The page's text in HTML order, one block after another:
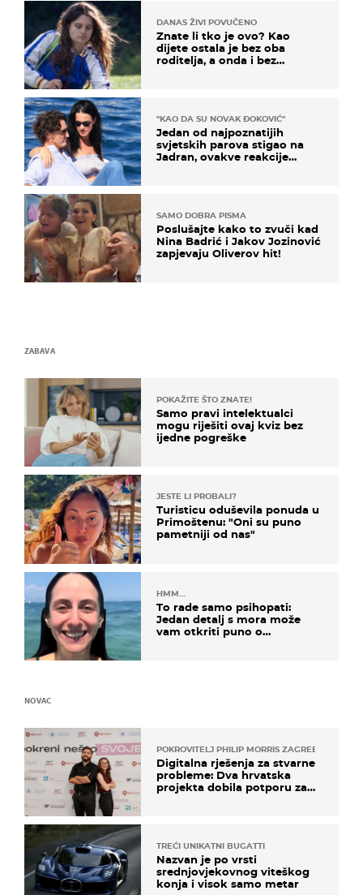
DANAS ŽIVI POVUČENO
Znate li tko je ovo? Kao
dijete ostala je bez oba
roditelja, a onda i bez
"KAO DA SU NOVAK ĐOKOVIĆ"
Jedan od najpoznatijih
svjetskih parova stigao na
Jadran, ovakve reakcije
SAMO DOBRA PISMA
Poslušajte kako to zvuči kad
Nina Badrić i Jakov Jozinović
zapjevaju Oliverov hit!
ZABAVA
POKAŽITE ŠTO ZNATE!
Samo pravi intelektualci
mogu riješiti ovaj kviz bez
ijedne pogreške
JESTE LI PROBALI?
Turisticu oduševila ponuda u
Primoštenu: "Oni su puno
pametniji od nas"
HMM…
To rade samo psihopati:
Jedan detalj s mora može
vam otkriti puno o
NOVAC
POKROVITELJ PHILIP MORRIS ZAGREB
Digitalna rješenja za stvarne
probleme: Dva hrvatska
projekta dobila potporu za
TREĆI UNIKATNI BUGATTI
Nazvan je po vrsti
srednjovjekovnog viteškog
konja i visok samo metar